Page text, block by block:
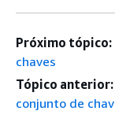
Próximo tópico:
chaves
Tópico anterior:
conjunto de